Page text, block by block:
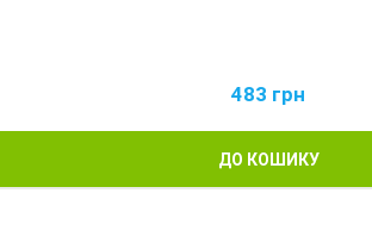
483 грн
ДО КОШИКУ